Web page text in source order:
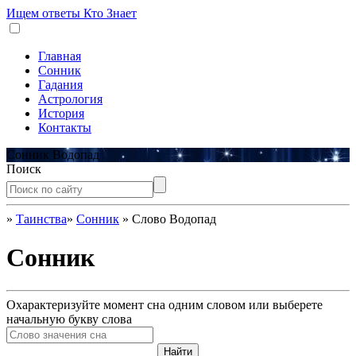
Ищем ответы Кто Знает
Главная
Сонник
Гадания
Астрология
История
Контакты
Сонник Водопад
Поиск
» Таинства» Сонник » Слово Водопад
Сонник
Охарактеризуйте момент сна одним словом или выберете
начальную букву слова